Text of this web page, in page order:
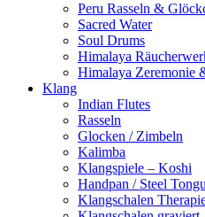
Peru Rasseln &
Sacred Water
Soul Drums
Himalaya
Himalaya Zeremonie
Klang
Indian Flutes
Rasseln
Glocken / Zimbeln
Kalimba
Klangspiele – Koshi
Handpan / Steel
Klangschalen